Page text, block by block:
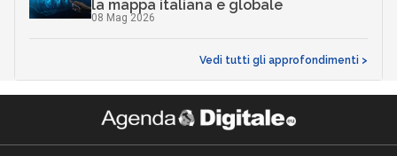
la mappa italiana e globale
08 Mag 2026
Vedi tutti gli approfondimenti >